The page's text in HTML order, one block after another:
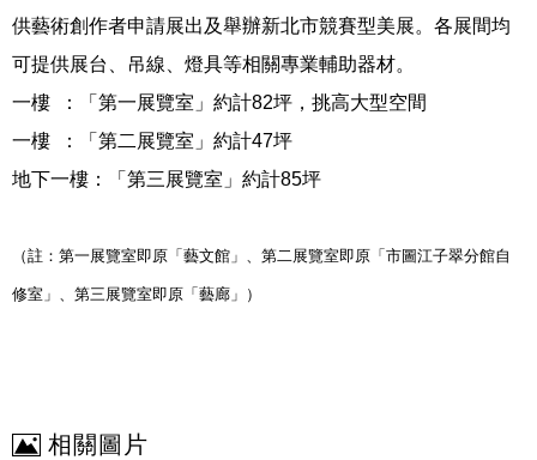
供藝術創作者申請展出及舉辦新北市競賽型美展。各展間均
可提供展台、吊線、燈具等相關專業輔助器材。
一樓
：「第一展覽室」約計82坪，挑高大型空間
一樓
：「第二展覽室」約計47坪
地下一樓：「第三展覽室」約計85坪
（註：第一展覽室即原「藝文館」、第二展覽室即原「市圖江子翠分館自
修室」、第三展覽室即原「藝廊」）
相關圖片